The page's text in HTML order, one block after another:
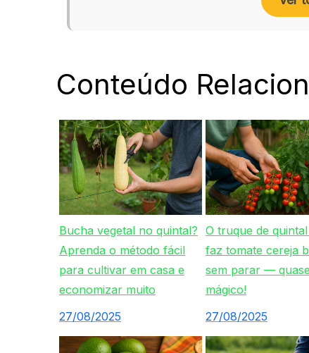
Conteúdo
Bucha vegetal no quintal?
Aprenda o método fácil
para cultivar em casa e
economizar muito
27/08/2025
O truque de
faz tomate cereja
sem parar — quase
mágico!
27/08/2025